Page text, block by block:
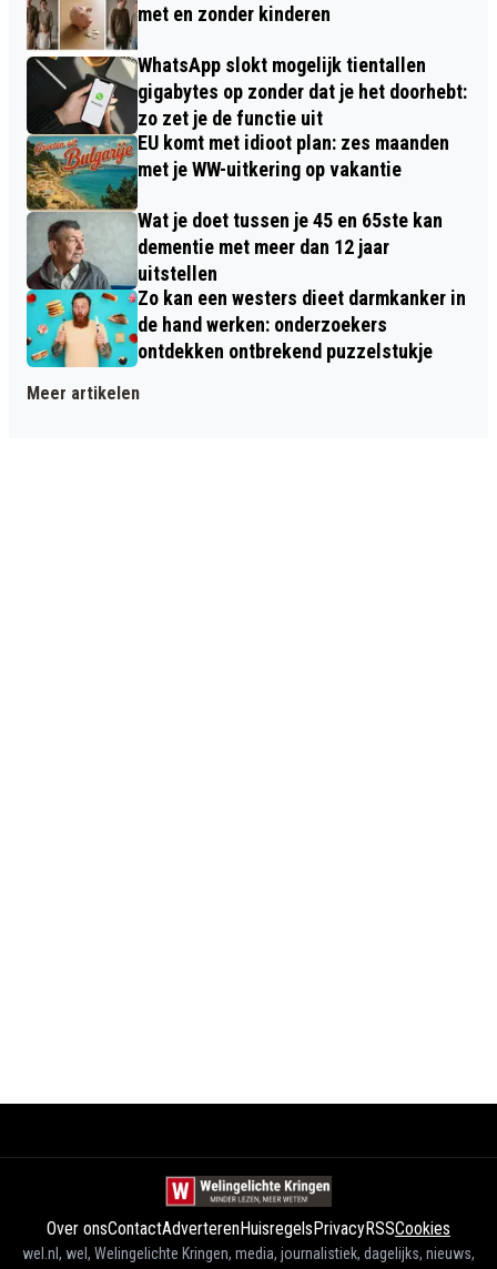
met en zonder kinderen
WhatsApp slokt mogelijk tientallen
gigabytes op zonder dat je het doorhebt:
zo zet je de functie uit
EU komt met idioot plan: zes maanden
met je WW-uitkering op vakantie
Wat je doet tussen je 45 en 65ste kan
dementie met meer dan 12 jaar
uitstellen
Zo kan een westers dieet darmkanker in
de hand werken: onderzoekers
ontdekken ontbrekend puzzelstukje
Meer artikelen
Over onsContactAdverterenHuisregelsPrivacyRSSCookies
wel.nl, wel, Welingelichte Kringen, media, journalistiek, dagelijks, nieuws,